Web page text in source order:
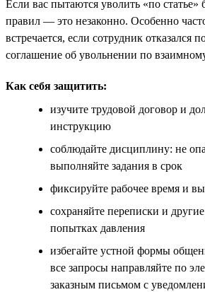
Если вас пытаются уволить «по статье»
правил — это незаконно. Особенно
встречается, если сотрудник отказался
соглашение об увольнении по
Как себя защитить:
изучите трудовой договор и
инструкцию
соблюдайте дисциплину: не
выполняйте задания в срок
фиксируйте рабочее время и
сохраняйте переписки и
попытках давления
избегайте устной формы
все запросы направляйте по
заказным письмом с